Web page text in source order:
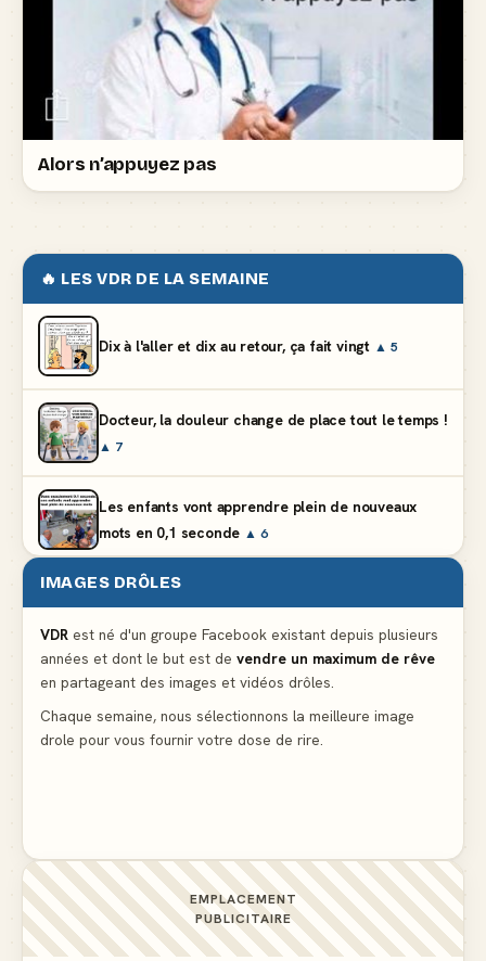
Alors n’appuyez pas
🔥 LES VDR DE LA SEMAINE
Dix à l'aller et dix au retour, ça fait vingt ▲ 5
Docteur, la douleur change de place tout le temps !
▲ 7
Les enfants vont apprendre plein de nouveaux
mots en 0,1 seconde ▲ 6
En état de légitime dépenses aux soldes ▲ 4
Lidl propose un climatiseur avec gants de boxe et
protège-dent offerts
IMAGES DRÔLES
VDR est né d'un groupe Facebook existant depuis plusieurs
années et dont le but est de vendre un maximum de rêve
en partageant des images et vidéos drôles.
Chaque semaine, nous sélectionnons la meilleure image
drole pour vous fournir votre dose de rire.
EMPLACEMENT
PUBLICITAIRE